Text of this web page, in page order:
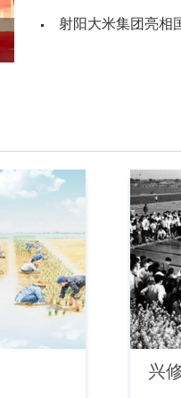
射阳大米集团亮相
兴